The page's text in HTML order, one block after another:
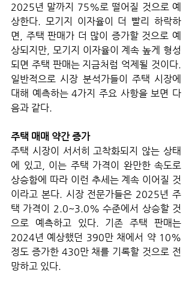
2025년 말까지 75%로 떨어질 것으로 예
상한다. 모기지 이자율이 더 빨리 하락하
면, 주택 판매가 더 많이 증가할 것으로 예
상되지만, 모기지 이자율이 계속 높게 형성
되면 주택 판매는 지금처럼 억제될 것이다.
일반적으로 시장 분석가들이 주택 시장에
대해 예측하는 4가지 주요 사항을 보면 다
음과 같다.
주택 매매 약간 증가
주택 시장이 서서히 고착화되지 않는 상태
에 있고, 이는 주택 가격이 완만한 속도로
상승함에 따라 이런 추세는 계속 이어질 것
이라고 본다. 시장 전문가들은 2025년 주
택 가격이 2.0~3.0% 수준에서 상승할 것
으로 예측하고 있다. 기존 주택 판매는
2024년 예상했던 390만 채에서 약 10%
정도 증가한 430만 채를 기록할 것으로 전
망하고 있다.